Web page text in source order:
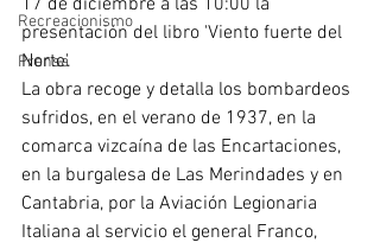
Recreacionismo
Prensa
17 de diciembre a las 10:00 la
presentación del libro 'Viento fuerte del
Norte'.
La obra recoge y detalla los bombardeos
sufridos, en el verano de 1937, en la
comarca vizcaína de las Encartaciones,
en la burgalesa de Las Merindades y en
Cantabria, por la Aviación Legionaria
Italiana al servicio el general Franco,